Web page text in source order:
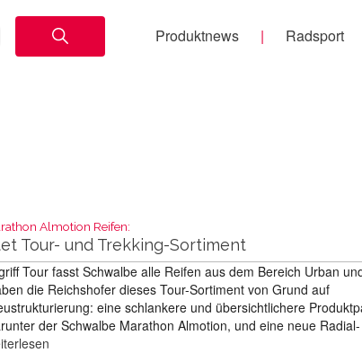
Produktnews Radsport
Almotion Reifen:
Tour- und Trekking-Sortiment
Tour fasst Schwalbe alle Reifen aus dem Bereich Urban
die Reichshofer dieses Tour-Sortiment von Grund auf
eine schlankere und übersichtlichere
der Schwalbe Marathon Almotion, und eine neue Radial-